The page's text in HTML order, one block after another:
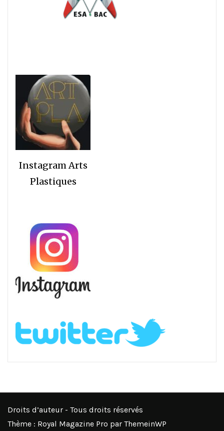
Instagram Arts
Plastiques
Droits d’auteur - Tous droits réservés
Thème : Royal Magazine Pro par ThemeinWP